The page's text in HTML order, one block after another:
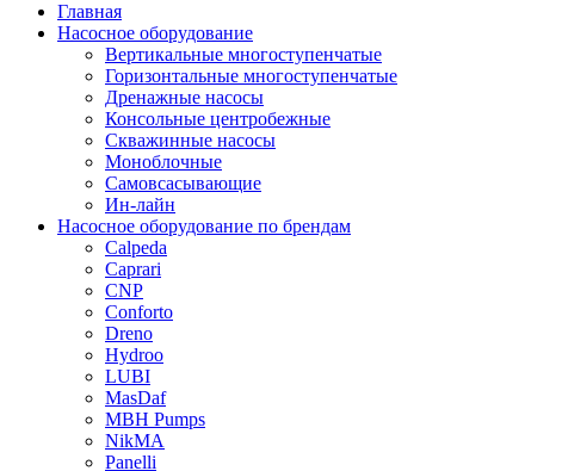
Главная
Насосное оборудование
Вертикальные многоступенчатые
Горизонтальные многоступенчатые
Дренажные насосы
Консольные центробежные
Скважинные насосы
Моноблочные
Самовсасывающие
Ин-лайн
Насосное оборудование по брендам
Calpeda
Caprari
CNP
Conforto
Dreno
Hydroo
LUBI
MasDaf
MBH Pumps
NikMA
Panelli